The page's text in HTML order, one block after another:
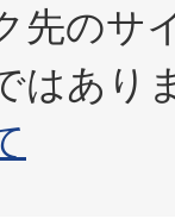
先のサ
はあり